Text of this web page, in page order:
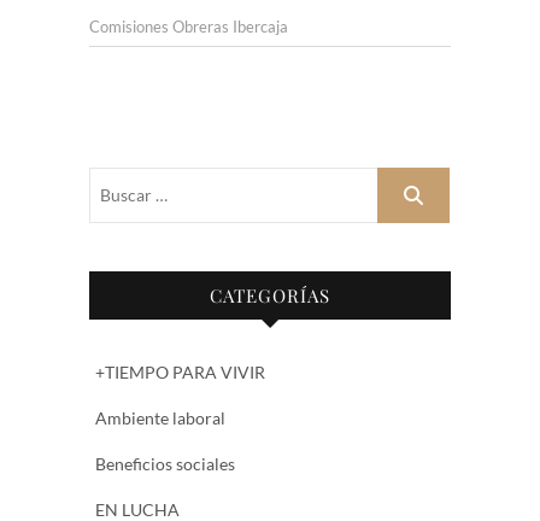
Comisiones Obreras Ibercaja
Buscar
CATEGORÍAS
+TIEMPO PARA VIVIR
Ambiente laboral
Beneficios sociales
EN LUCHA